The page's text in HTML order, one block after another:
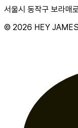
서울시 동작구 보라
© 2026 HEY